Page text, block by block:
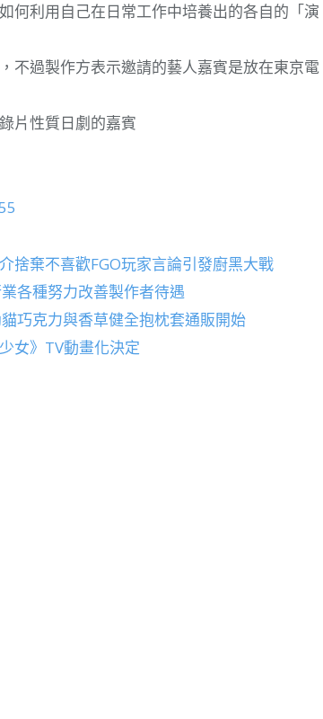
何利用自己在日常工作中培養出的各自的「演
不過製作方表示邀請的藝人嘉賓是放在東京電
片性質日劇的嘉賓
捨棄不喜歡FGO玩家言論引發廚黑大戰
各種努力改善製作者待遇
巧克力與香草健全抱枕套通販開始
女》TV動畫化決定